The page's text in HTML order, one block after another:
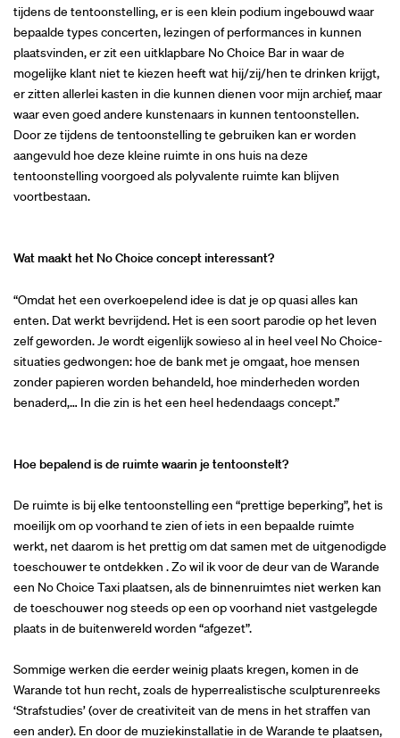
tijdens de tentoonstelling, er is een klein podium ingebouwd waar
bepaalde types concerten, lezingen of performances in kunnen
plaatsvinden, er zit een uitklapbare No Choice Bar in waar de
mogelijke klant niet te kiezen heeft wat hij/zij/hen te drinken krijgt,
er zitten allerlei kasten in die kunnen dienen voor mijn archief, maar
waar even goed andere kunstenaars in kunnen tentoonstellen.
Door ze tijdens de tentoonstelling te gebruiken kan er worden
aangevuld hoe deze kleine ruimte in ons huis na deze
tentoonstelling voorgoed als polyvalente ruimte kan blijven
voortbestaan.
Wat maakt het No Choice concept interessant?
“Omdat het een overkoepelend idee is dat je op quasi alles kan
enten. Dat werkt bevrijdend. Het is een soort parodie op het leven
zelf geworden. Je wordt eigenlijk sowieso al in heel veel No Choice-
situaties gedwongen: hoe de bank met je omgaat, hoe mensen
zonder papieren worden behandeld, hoe minderheden worden
benaderd,… In die zin is het een heel hedendaags concept.”
Hoe bepalend is de ruimte waarin je tentoonstelt?
De ruimte is bij elke tentoonstelling een “prettige beperking”, het is
moeilijk om op voorhand te zien of iets in een bepaalde ruimte
werkt, net daarom is het prettig om dat samen met de uitgenodigde
toeschouwer te ontdekken . Zo wil ik voor de deur van de Warande
een No Choice Taxi plaatsen, als de binnenruimtes niet werken kan
de toeschouwer nog steeds op een op voorhand niet vastgelegde
plaats in de buitenwereld worden “afgezet”.
Sommige werken die eerder weinig plaats kregen, komen in de
Warande tot hun recht, zoals de hyperrealistische sculpturenreeks
‘Strafstudies’ (over de creativiteit van de mens in het straffen van
een ander). En door de muziekinstallatie in de Warande te plaatsen,